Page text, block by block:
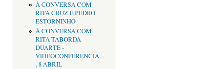
À CONVERSA COM
RITA CRUZ E PEDRO
ESTORNINHO
À CONVERSA COM
RITA TABORDA
DUARTE -
VIDEOCONFERÊNCIA
, 8 ABRIL